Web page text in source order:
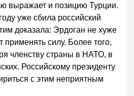
выражает и позицию Турции.
уже сбила российский
доказала: Эрдоган не хуже
применять силу. Более того,
членству страны в НАТО, в
Российскому президенту
с этим неприятным